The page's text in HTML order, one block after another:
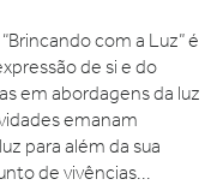
com a Luz” é
de si e do
em abordagens da luz
emanam
para além da sua
de vivências...